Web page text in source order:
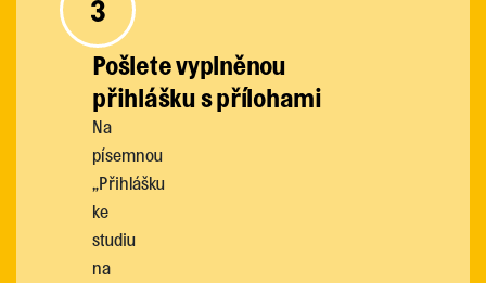
3
Pošlete vyplněnou
přihlášku s přílohami
Na
písemnou
„Přihlášku
ke
studiu
na